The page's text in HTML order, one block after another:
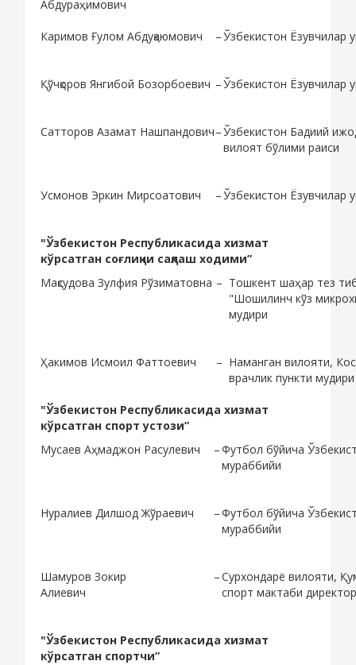
Абдураҳимович
Каримов Ғулом Абдуқаюмович –Ўзбекистон Ёзувчилар
Қўчқоров Янгибой Бозорбоевич –Ўзбекистон
Сатторов Азамат Нашпандович–Ўзбекистон Бадиий
вилоят бўлими раиси
Усмонов Эркин Мирсоатович –Ўзбекистон Ёзувчилар
"Ўзбекистон Республикасида хизмат
кўрсатган соғлиқни сақлаш ходими”
Мақсудова Зулфия Рўзиматовна – Тошкент шаҳар тез
"Шошилинч кўз
мудири
Ҳакимов Исмоил Фаттоевич – Наманган вилояти,
врачлик пункти мудири
"Ўзбекистон Республикасида хизмат
кўрсатган спорт устози”
Мусаев Аҳмаджон Расулевич
–Футбол бўйича
мураббийи
Нуралиев Дилшод Жўраевич –Футбол бўйича
мураббийи
Шамуров Зокир
Алиевич
–Сурхондарё вилояти,
спорт мактаби
"Ўзбекистон Республикасида хизмат
кўрсатган спортчи”